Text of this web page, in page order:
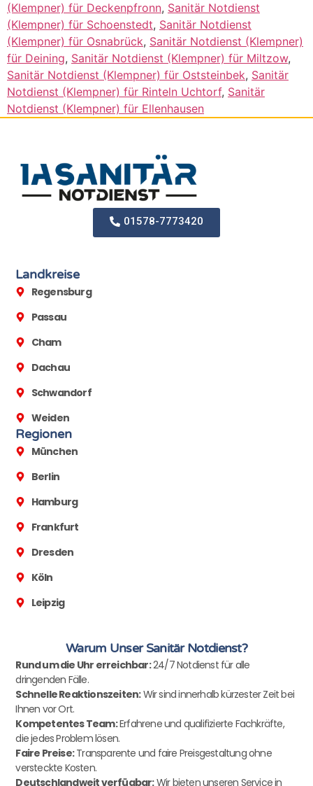
(Klempner) für Deckenpfronn, Sanitär Notdienst
(Klempner) für Schoenstedt, Sanitär Notdienst
(Klempner) für Osnabrück, Sanitär Notdienst (Klempner)
für Deining, Sanitär Notdienst (Klempner) für Miltzow,
Sanitär Notdienst (Klempner) für Oststeinbek, Sanitär
Notdienst (Klempner) für Rinteln Uchtorf, Sanitär
Notdienst (Klempner) für Ellenhausen
01578-7773420
Landkreise
Regensburg
Passau
Cham
Dachau
Schwandorf
Weiden
Regionen
München
Berlin
Hamburg
Frankfurt
Dresden
Köln
Leipzig
Warum Unser Sanitär Notdienst?
Rund um die Uhr erreichbar:24/7 Notdienst für alle
dringenden Fälle.
Schnelle Reaktionszeiten:Wir sind innerhalb kürzester Zeit bei
Ihnen vor Ort.
Kompetentes Team:Erfahrene und qualifizierte Fachkräfte,
die jedes Problem lösen.
Faire Preise:Transparente und faire Preisgestaltung ohne
versteckte Kosten.
Deutschlandweit verfügbar:Wir bieten unseren Service in